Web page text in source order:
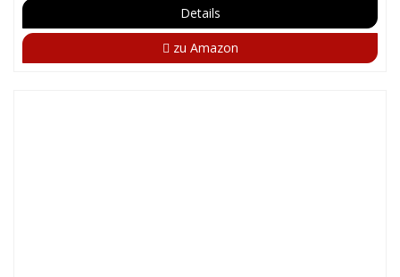
Details
zu Amazon